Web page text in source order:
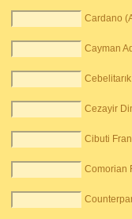
Cardano
Cayman
Cezayir
Cibuti
Comorian